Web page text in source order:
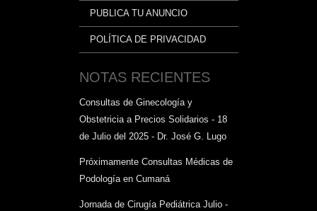
PUBLICA TU ANUNCIO
POLÍTICA DE PRIVACIDAD
NOTAS RECIENTES
Consultas de Ginecología y
Obstetricia a Precios Solidarios - 18
de Julio del 2025 - Dr. José G. Lugo
Próximamente Consultas Médicas de
Podología en Cumaná
Jornada de Cirugía Pediátrica Julio -